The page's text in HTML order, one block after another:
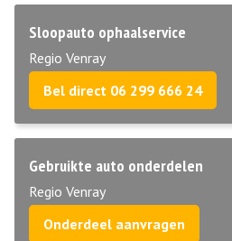
Sloopauto ophaalservice
Regio Venray
Bel direct 06 299 666 24
Gebruikte auto onderdelen
Regio Venray
Onderdeel aanvragen